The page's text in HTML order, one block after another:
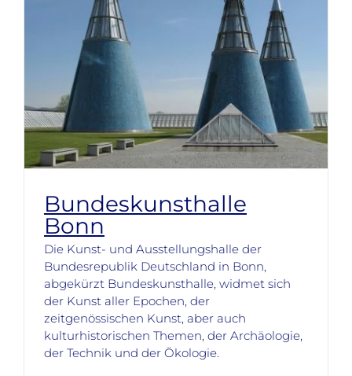
Bundeskunsthalle
Bonn
Die Kunst- und Ausstellungshalle der
Bundesrepublik Deutschland in Bonn,
abgekürzt Bundeskunsthalle, widmet sich
der Kunst aller Epochen, der
zeitgenössischen Kunst, aber auch
kulturhistorischen Themen, der Archäologie,
der Technik und der Ökologie.